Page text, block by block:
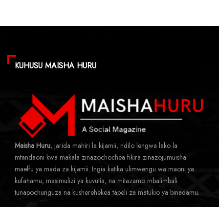
KUHUSU MAISHA HURU
Maisha Huru, jarida mahiri la kijamii, ndilo lengwa lako la
mtandaoni kwa makala zinazochochea fikira zinazojumuisha
maelfu ya mada za kijamii. Ingia katika ulimwengu wa maoni ya
kufahamu, masimulizi ya kuvutia, na mitazamo mbalimbali
tunapochunguza na kusherehekea tapeli za matukio ya binadamu.